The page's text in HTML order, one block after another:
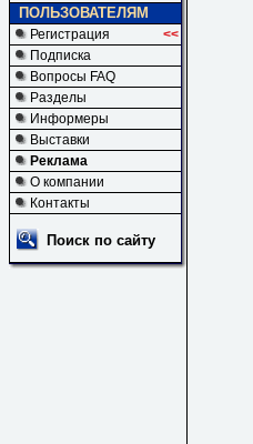
ПОЛЬЗОВАТЕЛЯМ
Регистрация
<<
Подписка
Вопросы FAQ
Разделы
Информеры
Выставки
Реклама
О компании
Контакты
Поиск по сайту